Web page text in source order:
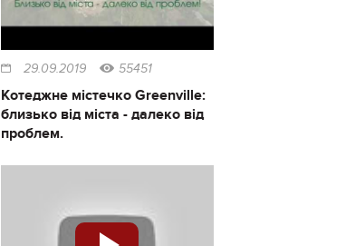
29.09.2019 55451
Котеджне містечко Greenville:
близько від міста - далеко від
проблем.